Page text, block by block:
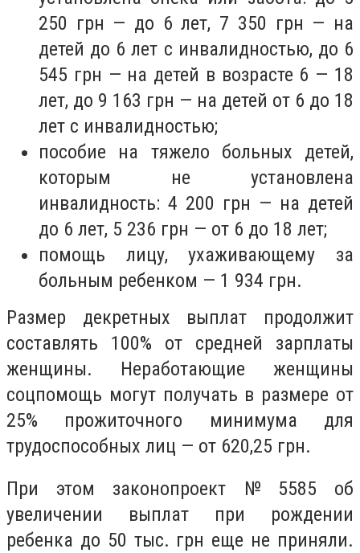
250 грн — до 6 лет, 7 350 грн — на
детей до 6 лет с инвалидностью, до 6
545 грн — на детей в возрасте 6 — 18
лет, до 9 163 грн — на детей от 6 до 18
лет с инвалидностью;
пособие на тяжело больных детей,
которым не установлена
инвалидность: 4 200 грн — на детей
до 6 лет, 5 236 грн — от 6 до 18 лет;
помощь лицу, ухаживающему за
больным ребенком — 1 934 грн.
Размер декретных выплат продолжит
составлять 100% от средней зарплаты
женщины. Неработающие женщины
соцпомощь могут получать в размере от
25% прожиточного минимума для
трудоспособных лиц — от 620,25 грн.
При этом законопроект № 5585 об
увеличении выплат при рождении
ребенка до 50 тыс. грн еще не приняли.